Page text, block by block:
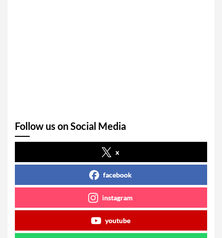
Follow us on Social Media
x
facebook
instagram
youtube